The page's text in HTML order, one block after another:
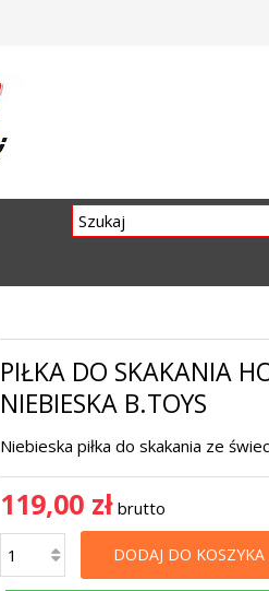
PIŁKA DO SKAKANIA
NIEBIESKA B.TOYS
Niebieska piłka do skakania ze
119,00 zł brutto
DODAJ DO KOSZYKA